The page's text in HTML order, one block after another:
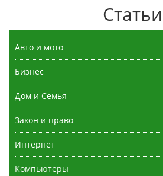
Статьи
Авто и мото
Бизнес
Дом и Семья
Закон и право
Интернет
Компьютеры